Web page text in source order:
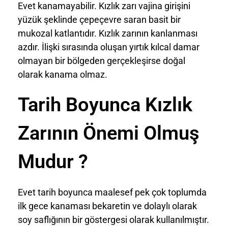
Evet kanamayabilir. Kızlık zarı vajina girişini
yüzük şeklinde çepeçevre saran basit bir
mukozal katlantıdır. Kızlık zarının kanlanması
azdır. İlişki sırasında oluşan yırtık kılcal damar
olmayan bir bölgeden gerçekleşirse doğal
olarak kanama olmaz.
Tarih Boyunca Kızlık
Zarının Önemi Olmuş
Mudur ?
Evet tarih boyunca maalesef pek çok toplumda
ilk gece kanaması bekaretin ve dolaylı olarak
soy saflığının bir göstergesi olarak kullanılmıştır.